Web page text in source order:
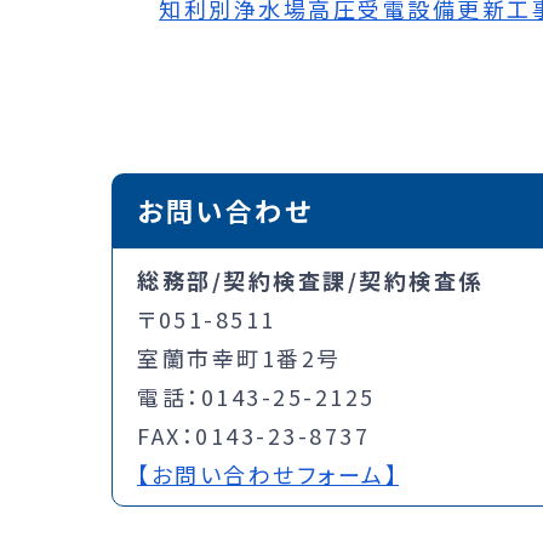
知利別浄水場高圧受電設備更新
お問い合わせ
総務部/契約検査課/契約検査係
〒051-8511
室蘭市幸町1番2号
電話：0143-25-2125
FAX：0143-23-8737
【お問い合わせフォーム】